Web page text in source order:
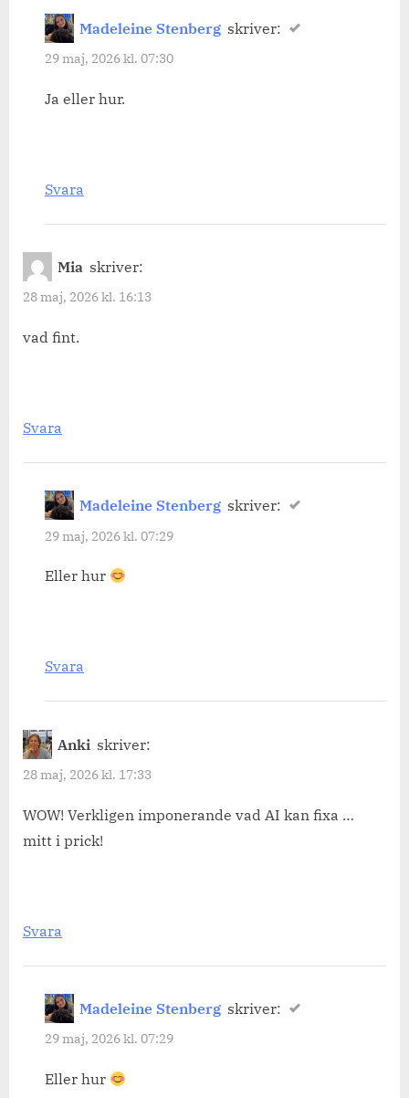
Madeleine Stenberg skriver:
29 maj, 2026 kl. 07:30
Ja eller hur.
Svara
Mia skriver:
28 maj, 2026 kl. 16:13
vad fint.
Svara
Madeleine Stenberg skriver:
29 maj, 2026 kl. 07:29
Eller hur
Svara
Anki skriver:
28 maj, 2026 kl. 17:33
WOW! Verkligen imponerande vad AI kan fixa …
mitt i prick!
Svara
Madeleine Stenberg skriver:
29 maj, 2026 kl. 07:29
Eller hur